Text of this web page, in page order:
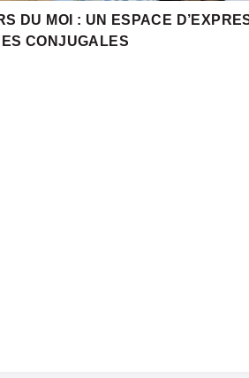
DU MOI : UN ESPACE
CONJUGALES